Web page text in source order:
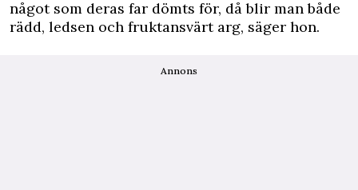
något som deras far dömts för, då blir man både
rädd, ledsen och fruktansvärt arg, säger hon.
Annons